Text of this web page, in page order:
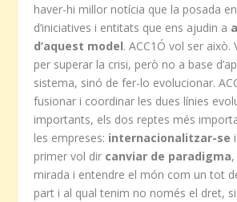
haver-hi millor notícia que la posada
d’iniciatives i entitats que ens ajudin a
d’aquest model. ACC1Ó vol ser això.
per superar la crisi, però no a base
sistema, sinó de fer-lo evolucionar.
fusionar i coordinar les dues línies
importants, els dos reptes més
les empreses: internacionalitzar-se i
primer vol dir canviar de paradigma
mirada i entendre el món com un tot
part i al qual tenim no només el dret,